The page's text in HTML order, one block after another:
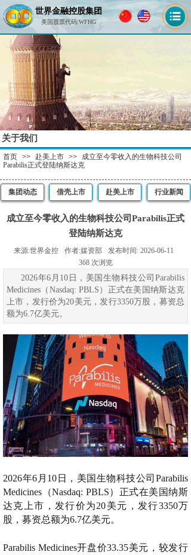
世界金融控股集团
美国股票代码:WFHG
关于我们
首页 >> 赴美上市 >>
成立至今零收入的生物科技公司
Parabilis正式登陆纳斯达克
集团动态 行业新闻
赴美上市
借壳上市
成立至今零收入的生物科技公司Parabilis正式
登陆纳斯达克
来源:世界金控 作者:媒资部 发布时间: 2026-06-11
368 次浏览
2026年6月10日，美国生物科技公司Parabilis
Medicines（Nasdaq: PBLS）正式在美国纳斯达克
上市，发行价为20美元，发行3350万股，募资总
额为6.7亿美元。
2026年6月10日 ， 美国生物科技公司Parabilis
Medicines（Nasdaq: PBLS）正式在美国纳斯
达克上市，发行价为20美元，发行3350万
股，募资总额为6.7亿美元。
Parabilis Medicines开盘价33.35美元，较发行